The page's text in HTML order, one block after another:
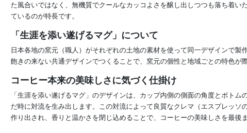
た風合いではなく、無機質でクールなカッコよさを醸し出しつつも落ち着い
ているのが特長です。
「生涯を添い遂げるマグ」について
日本各地の窯元（職人）がそれぞれの土地の素材を使って同一デザインで製
飽きの来ない共通デザインでつくることで、窯元の個性と地域ごとの特色が際
コーヒー本来の美味しさに気づく仕掛け
「生涯を添い遂げるマグ」のデザインは、カップ内側の側面の角度とボトム
だ時に対流を生み出します。この対流によって良質なクレマ（エスプレッソ
作り出され、香りと温かさを閉じ込めることで、コーヒーの美味しさを最後